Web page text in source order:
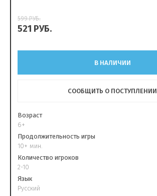
599РУБ.
521 РУБ.
В НАЛИЧИИ
СООБЩИТЬ О ПОСТУПЛЕНИИ
Возраст
6+
Продолжительность игры
10+ мин.
Количество игроков
2-10
Язык
Русский